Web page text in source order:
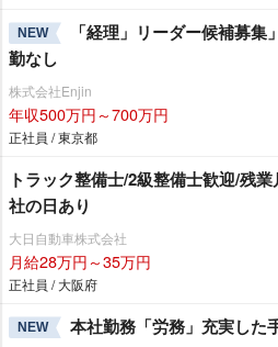
NEW
「経理」リーダー候補募
勤なし
株式会社Enjin
年収500万円～700万円
正社員 / 東京都
トラック整備士/2級整備士歓迎/残
社の日あり
大日自動車株式会社
月給28万円～35万円
正社員 / 大阪府
NEW 本社勤務「労務」充実した